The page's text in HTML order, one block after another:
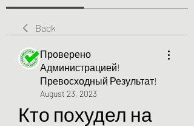
Back
Проверено
Администрацией!
Превосходный Результат!
August 23, 2023
Кто похудел на